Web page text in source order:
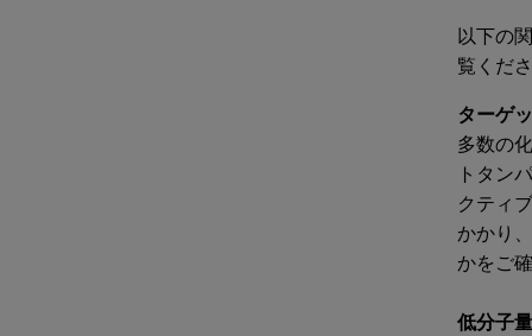
以下の
覧くだ
ターゲ
多数の
トタン
クティ
かかり
かをご
低分子